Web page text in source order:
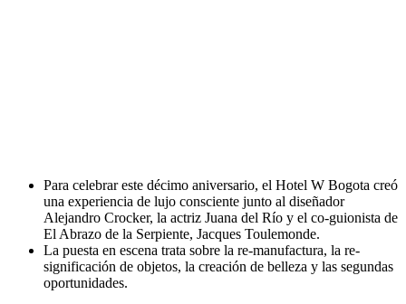
Para celebrar este décimo aniversario, el Hotel W Bogota creó
una experiencia de lujo consciente junto al diseñador
Alejandro Crocker, la actriz Juana del Río y el co-guionista de
El Abrazo de la Serpiente, Jacques Toulemonde.
La puesta en escena trata sobre la re-manufactura, la re-
significación de objetos, la creación de belleza y las segundas
oportunidades.